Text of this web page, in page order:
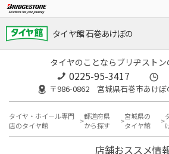
タイヤ館 石巻あけぼの
タイヤのことならブリヂスト
0225-95-3417
〒986-0862 宮城県石巻市あけぼ
タイヤ・ホイール専門
店のタイヤ館
都道府県
から探す
宮城県の
タイヤ館
店舗おススメ情